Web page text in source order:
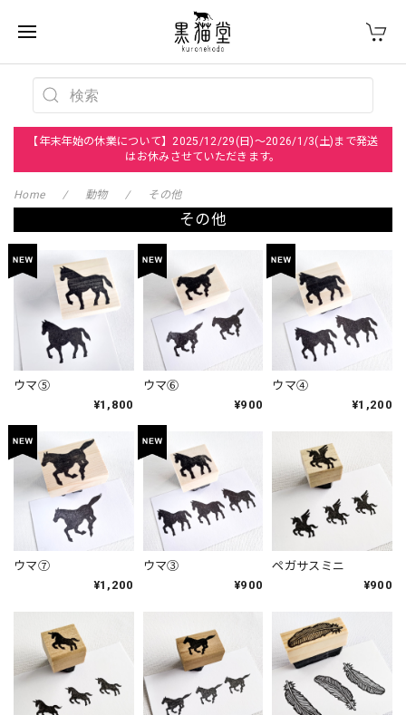
【年末年始の休業について】2025/12/29(日)～2026/1/3(土)まで発送
はお休みさせていただきます。
Home 動物 その他
その他
ウマ⑤
¥1,800
ウマ⑥
¥900
ウマ④
¥1,200
ウマ⑦
¥1,200
ウマ③
¥900
ペガサスミニ
¥900